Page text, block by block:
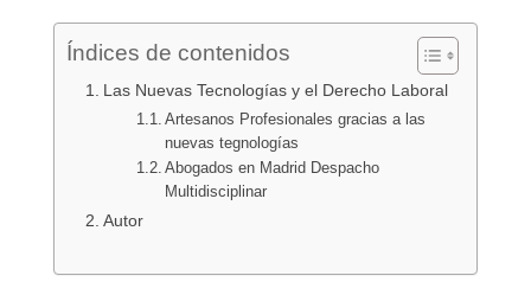
Índices de contenidos
Las Nuevas Tecnologías y el Derecho Laboral
Artesanos Profesionales gracias a las
nuevas tegnologías
Abogados en Madrid Despacho
Multidisciplinar
Autor